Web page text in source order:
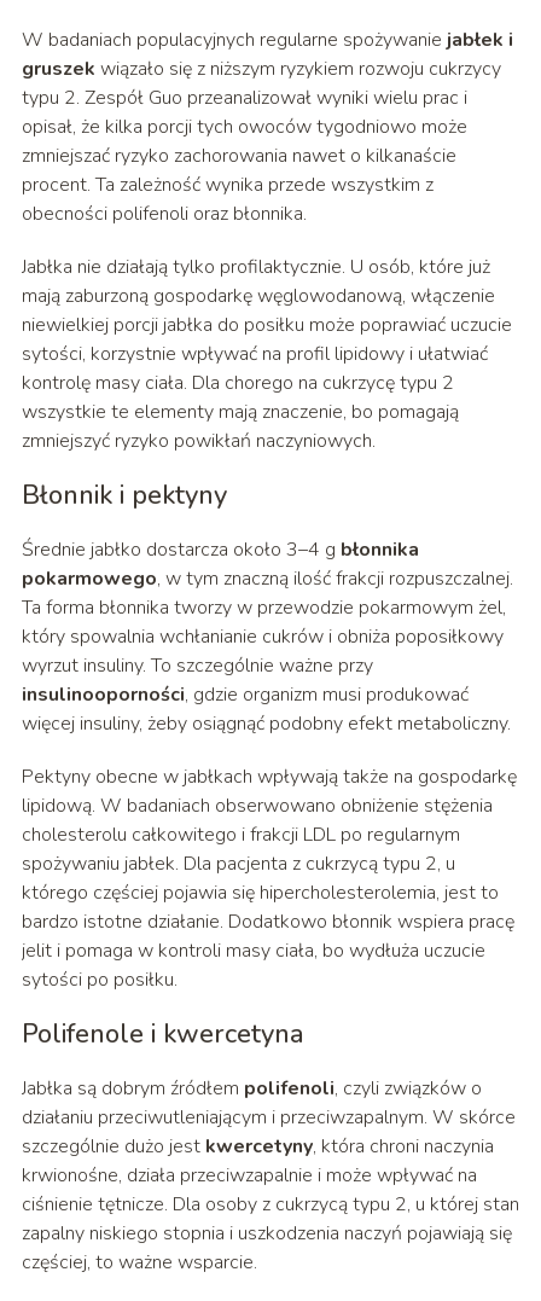
W badaniach populacyjnych regularne spożywanie jabłek i
gruszek wiązało się z niższym ryzykiem rozwoju cukrzycy
typu 2. Zespół Guo przeanalizował wyniki wielu prac i
opisał, że kilka porcji tych owoców tygodniowo może
zmniejszać ryzyko zachorowania nawet o kilkanaście
procent. Ta zależność wynika przede wszystkim z
obecności polifenoli oraz błonnika.
Jabłka nie działają tylko profilaktycznie. U osób, które już
mają zaburzoną gospodarkę węglowodanową, włączenie
niewielkiej porcji jabłka do posiłku może poprawiać uczucie
sytości, korzystnie wpływać na profil lipidowy i ułatwiać
kontrolę masy ciała. Dla chorego na cukrzycę typu 2
wszystkie te elementy mają znaczenie, bo pomagają
zmniejszyć ryzyko powikłań naczyniowych.
Błonnik i pektyny
Średnie jabłko dostarcza około 3–4 g błonnika
pokarmowego, w tym znaczną ilość frakcji rozpuszczalnej.
Ta forma błonnika tworzy w przewodzie pokarmowym żel,
który spowalnia wchłanianie cukrów i obniża poposiłkowy
wyrzut insuliny. To szczególnie ważne przy
insulinooporności, gdzie organizm musi produkować
więcej insuliny, żeby osiągnąć podobny efekt metaboliczny.
Pektyny obecne w jabłkach wpływają także na gospodarkę
lipidową. W badaniach obserwowano obniżenie stężenia
cholesterolu całkowitego i frakcji LDL po regularnym
spożywaniu jabłek. Dla pacjenta z cukrzycą typu 2, u
którego częściej pojawia się hipercholesterolemia, jest to
bardzo istotne działanie. Dodatkowo błonnik wspiera pracę
jelit i pomaga w kontroli masy ciała, bo wydłuża uczucie
sytości po posiłku.
Polifenole i kwercetyna
Jabłka są dobrym źródłem polifenoli, czyli związków o
działaniu przeciwutleniającym i przeciwzapalnym. W skórce
szczególnie dużo jest kwercetyny, która chroni naczynia
krwionośne, działa przeciwzapalnie i może wpływać na
ciśnienie tętnicze. Dla osoby z cukrzycą typu 2, u której stan
zapalny niskiego stopnia i uszkodzenia naczyń pojawiają się
częściej, to ważne wsparcie.